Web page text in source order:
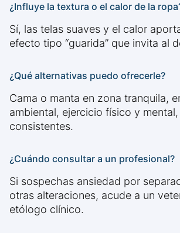
¿Influye la textura o el calor de la
Sí, las telas suaves y el calor
efecto tipo “guarida” que invita al
¿Qué alternativas puedo ofrecerle?
Cama o manta en zona tranquila,
ambiental, ejercicio físico y
consistentes.
¿Cuándo consultar a un profesional?
Si sospechas ansiedad por
otras alteraciones, acude a un
etólogo clínico.